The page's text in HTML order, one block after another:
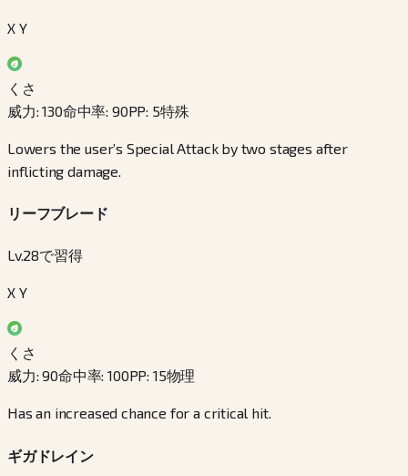
X Y
くさ
威力:130命中率: 90PP: 5特殊
Lowers the user’s Special Attack by two stages after
inflicting damage.
リーフブレード
Lv.28で習得
X Y
くさ
威力:90命中率:100PP: 15物理
Has an increased chance for a critical hit.
ギガドレイン